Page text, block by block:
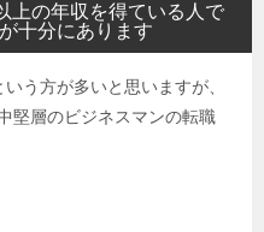
上の年収を得ている人で
十分にあります
う方が多いと思いますが、
堅層のビジネスマンの転職